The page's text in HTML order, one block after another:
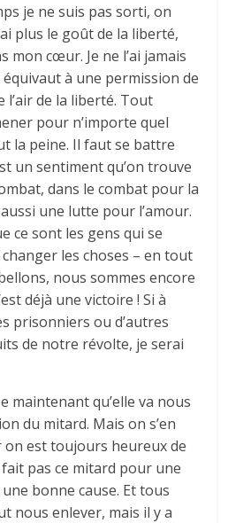
je ne suis pas sorti, on
plus le goût de la liberté,
mon cœur. Je ne l’ai jamais
à une permission de
l’air de la liberté. Tout
pour n’importe quel
la peine. Il faut se battre
un sentiment qu’on trouve
dans le combat pour la
une lutte pour l’amour.
ce sont les gens qui se
les choses – en tout
nous sommes encore
déjà une victoire ! Si à
prisonniers ou d’autres
de notre révolte, je serai
maintenant qu’elle va nous
du mitard. Mais on s’en
on est toujours heureux de
fait pas ce mitard pour une
bonne cause. Et tous
nous enlever, mais il y a